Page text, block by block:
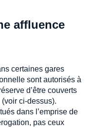
affluence
certaines gares
sont autorisés à
d’être couverts
ci-dessus).
dans l’emprise de
pas ceux